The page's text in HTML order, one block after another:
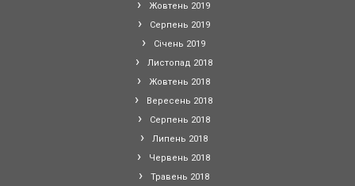
Жовтень 2019
Серпень 2019
Січень 2019
Листопад 2018
Жовтень 2018
Вересень 2018
Серпень 2018
Липень 2018
Червень 2018
Травень 2018